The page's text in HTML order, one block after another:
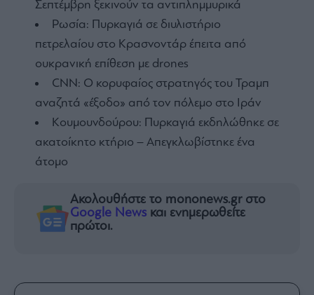
Σεπτέμβρη ξεκινούν τα αντιπλημμυρικά
Ρωσία: Πυρκαγιά σε διυλιστήριο
πετρελαίου στο Κρασνοντάρ έπειτα από
ουκρανική επίθεση με drones
CNN: Ο κορυφαίος στρατηγός του Τραμπ
αναζητά «έξοδο» από τον πόλεμο στο Ιράν
Κουμουνδούρου: Πυρκαγιά εκδηλώθηκε σε
ακατοίκητο κτήριο – Απεγκλωβίστηκε ένα
άτομο
Ακολουθήστε το mononews.gr στο
Google News και ενημερωθείτε
πρώτοι.